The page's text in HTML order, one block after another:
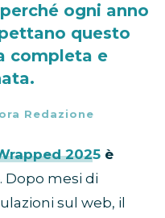
ogni anno
questo
completa e
Redazione
2025 è
. Dopo mesi di
sul web, il